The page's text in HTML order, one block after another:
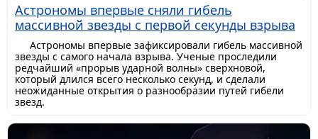
Астрономы впервые сняли гибель
массивной звезды с первой секунды взрыва
Астрономы впервые зафиксировали гибель массивной
звезды с самого начала взрыва. Ученые проследили
редчайший «прорыв ударной волны» сверхновой,
который длился всего несколько секунд, и сделали
неожиданные открытия о разнообразии путей гибели
звезд.